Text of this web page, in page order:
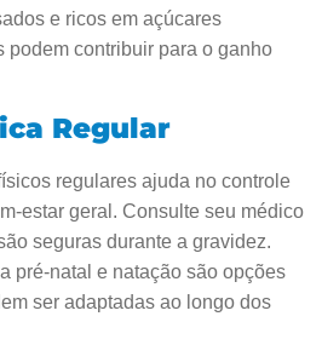
e ricos em açúcares
podem contribuir para o ganho
Regular
regulares ajuda no controle
estar geral. Consulte seu médico
seguras durante a gravidez.
pré-natal e natação são opções
ser adaptadas ao longo dos